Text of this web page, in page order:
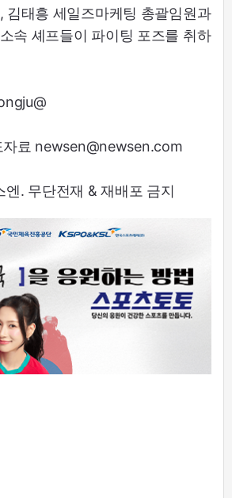
김태흥 세일즈마케팅 총괄임원과
속 셰프들이 파이팅 포즈를 취하
자료 newsen@newsen.com
. 무단전재 & 재배포 금지